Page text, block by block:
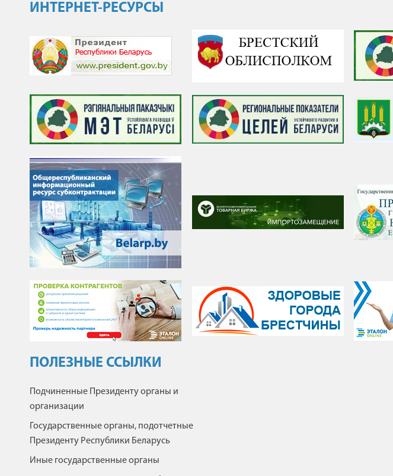
ИНТЕРНЕТ-РЕСУРСЫ
ПОЛЕЗНЫЕ ССЫЛКИ
Подчиненные Президенту органы и
организации
Государственные органы, подотчетные
Президенту Республики Беларусь
Иные государственные органы